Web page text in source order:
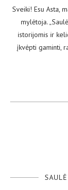
Sveiki! Esu Asta,
mylėtoja.
istorijomis ir
įkvėpti gaminti,